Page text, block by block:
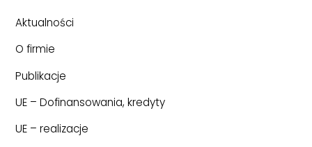
Aktualności
O firmie
Publikacje
UE – Dofinansowania, kredyty
UE – realizacje